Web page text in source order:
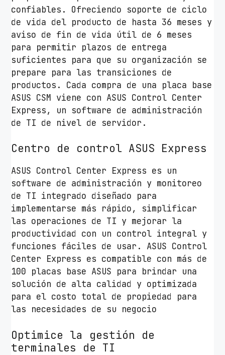
confiables. Ofreciendo soporte de ciclo
de vida del producto de hasta 36 meses y
aviso de fin de vida útil de 6 meses
para permitir plazos de entrega
suficientes para que su organización se
prepare para las transiciones de
productos. Cada compra de una placa base
ASUS CSM viene con ASUS Control Center
Express, un software de administración
de TI de nivel de servidor.
Centro de control ASUS Express
ASUS Control Center Express es un
software de administración y monitoreo
de TI integrado diseñado para
implementarse más rápido, simplificar
las operaciones de TI y mejorar la
productividad con un control integral y
funciones fáciles de usar. ASUS Control
Center Express es compatible con más de
100 placas base ASUS para brindar una
solución de alta calidad y optimizada
para el costo total de propiedad para
las necesidades de su negocio
Optimice la gestión de
terminales de TI